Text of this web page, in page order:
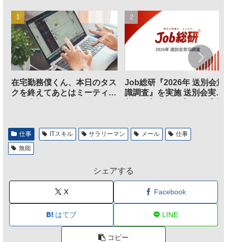
在宅勤務僕くん、本日のタス
クを終えてあとはミーティン
Job総研『2026年 送別会意
識調査』を実施 送別会実施
仕事 ITスキル サラリーマン メール
仕事
無能
シェアする
X Facebook
はてブ LINE
コピー